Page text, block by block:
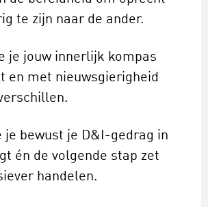
te zijn naar de ander.
je jouw innerlijk kompas
en met nieuwsgierigheid
je bewust je D&I-gedrag in
én de volgende stap zet
handelen.